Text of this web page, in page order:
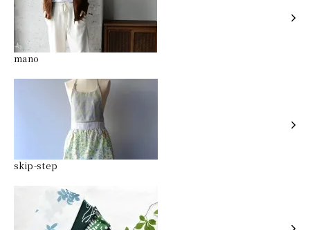
mano
skip-step